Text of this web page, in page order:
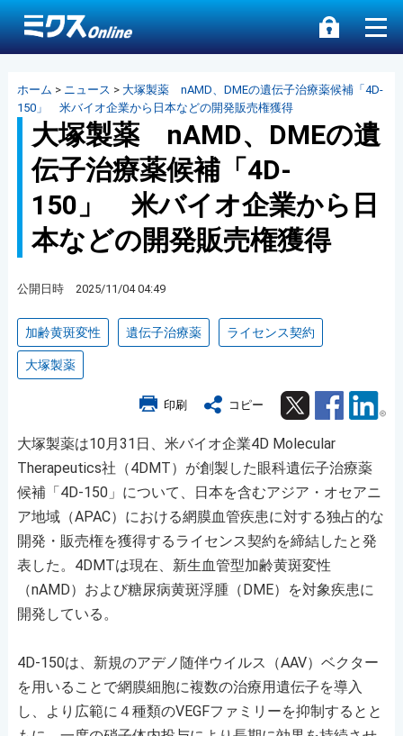
ホーム > ニュース > 大塚製薬 nAMD、DMEの遺伝子治療薬候補「4D-
150」 米バイオ企業から日本などの開発販売権獲得
大塚製薬 nAMD、DMEの遺
伝子治療薬候補「4D-
150」 米バイオ企業から日
本などの開発販売権獲得
公開日時 2025/11/04 04:49
加齢黄斑変性 遺伝子治療薬 ライセンス契約
大塚製薬
印刷 コピー Twitter Facebook
大塚製薬は10月31日、米バイオ企業4D Molecular
Therapeutics社（4DMT）が創製した眼科遺伝子治療薬
候補「4D-150」について、日本を含むアジア・オセアニ
ア地域（APAC）における網膜血管疾患に対する独占的な
開発・販売権を獲得するライセンス契約を締結したと発
表した。4DMTは現在、新生血管型加齢黄斑変性
（nAMD）および糖尿病黄斑浮腫（DME）を対象疾患に
開発している。
4D-150は、新規のアデノ随伴ウイルス（AAV）ベクター
を用いることで網膜細胞に複数の治療用遺伝子を導入
し、より広範に４種類のVEGFファミリーを抑制するとと